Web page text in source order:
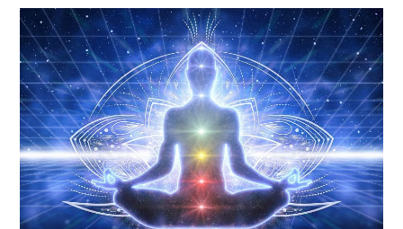
Prelungirea
tineretii
cu
ajutorul
riturilor
tibetane